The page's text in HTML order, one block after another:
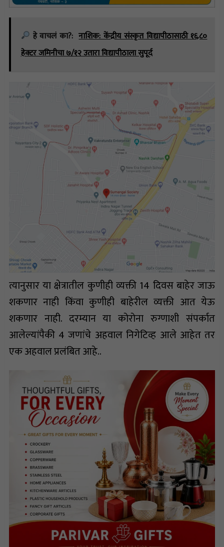
हे वाचलं का?: नाशिक: केंद्रीय संस्कृत विद्यापीठासाठी १६.८०
हेक्टर जमिनीचा ७/१२ उतारा विद्यापीठाला सुपूर्द
त्यानुसार या क्षेत्रातील कुणीही व्यक्ती 14 दिवस बाहेर जाऊ
शकणार नाही किंवा कुणीही बाहेरील व्यक्ती आत येऊ
शकणार नाही. दरम्यान या कोरोना रुग्णाशी संपर्कात
आलेल्यांपैकी 4 जणांचे अहवाल निगेटिव्ह आले आहेत तर
एक अहवाल प्रलंबित आहे..